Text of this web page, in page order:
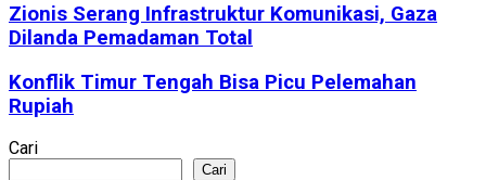
Zionis Serang Infrastruktur Komunikasi, Gaza
Dilanda Pemadaman Total
Konflik Timur Tengah Bisa Picu Pelemahan
Rupiah
Cari
Cari